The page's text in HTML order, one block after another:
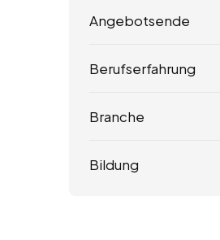
Angebotsende
Berufserfahrung
Branche
Bildung